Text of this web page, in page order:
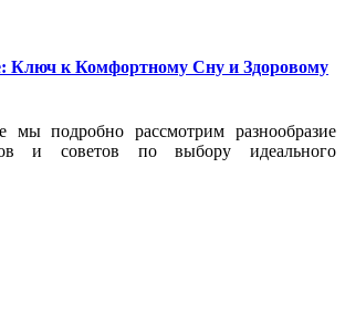
Ключ к Комфортному Сну и Здоровому
мы подробно рассмотрим разнообразие
и советов по выбору идеального